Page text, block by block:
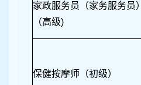
家政服务员（家务服务员）
（高级)
保健按摩师（初级）